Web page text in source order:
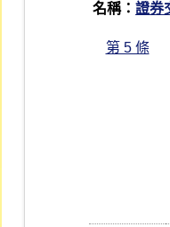
名稱： 證券
第 5 條